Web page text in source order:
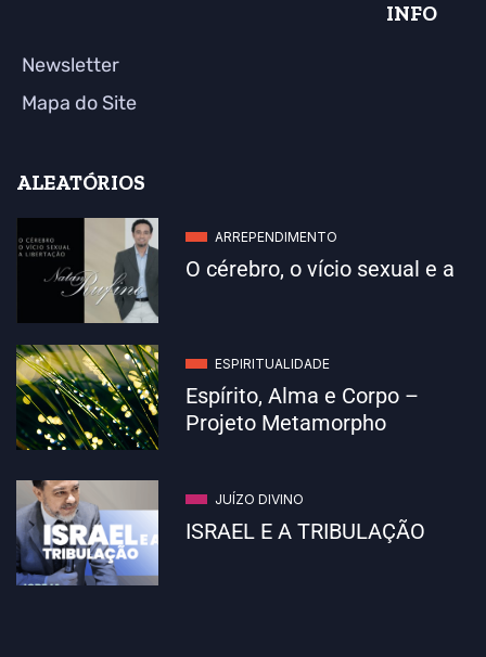
INFO
Newsletter
Mapa do Site
ALEATÓRIOS
ARREPENDIMENTO
O cérebro, o vício sexual e a
ESPIRITUALIDADE
Espírito, Alma e Corpo –
Projeto Metamorpho
JUÍZO DIVINO
ISRAEL E A TRIBULAÇÃO